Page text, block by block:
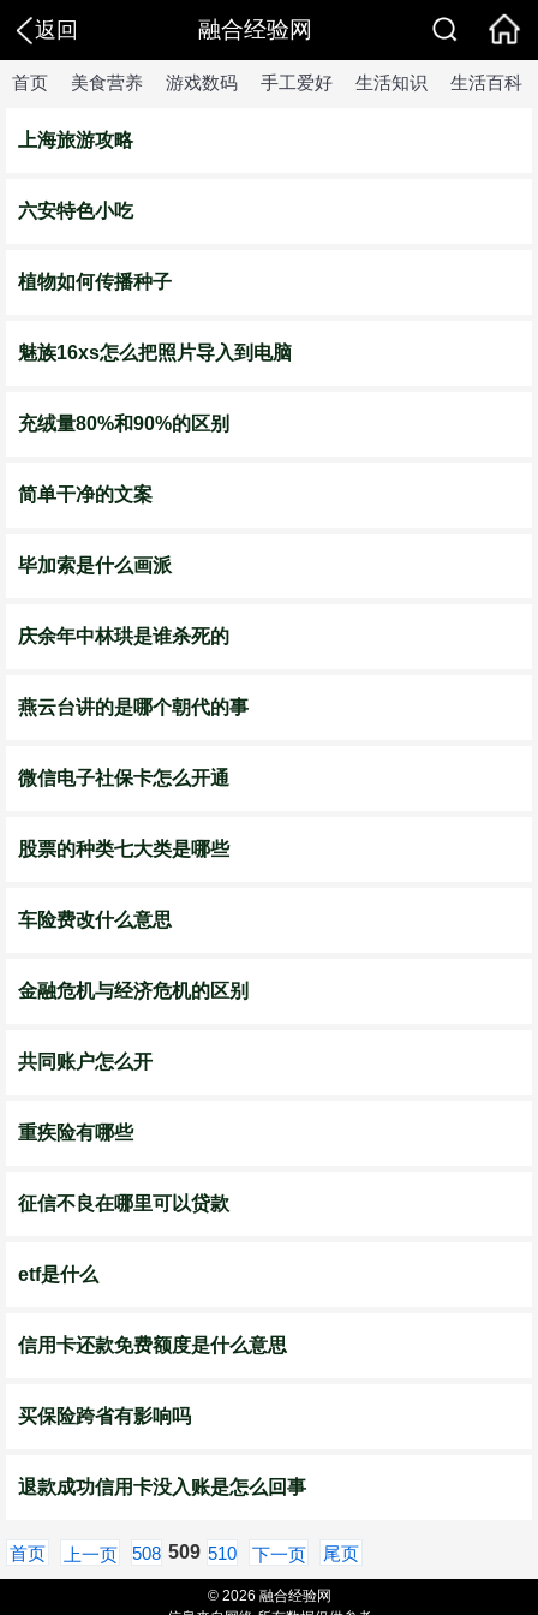
返回 融合经验网
首页 美食营养 游戏数码 手工爱好 生活知识 生活百科
上海旅游攻略
六安特色小吃
植物如何传播种子
魅族16xs怎么把照片导入到电脑
充绒量80%和90%的区别
简单干净的文案
毕加索是什么画派
庆余年中林珙是谁杀死的
燕云台讲的是哪个朝代的事
微信电子社保卡怎么开通
股票的种类七大类是哪些
车险费改什么意思
金融危机与经济危机的区别
共同账户怎么开
重疾险有哪些
征信不良在哪里可以贷款
etf是什么
信用卡还款免费额度是什么意思
买保险跨省有影响吗
退款成功信用卡没入账是怎么回事
首页 上一页 508 509 510 下一页 尾页
© 2026 融合经验网